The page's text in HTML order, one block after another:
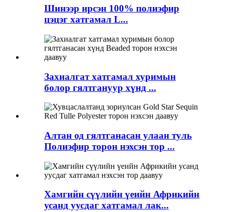
Шинээр ирсэн 100% полиэфир
цэцэг хатгамал L...
Захиалгат хатгамал хуримын
болор гялтгануур хүнд ...
Алтан од гялтганасан улаан туль
Полиэфир торон нэхсэн тор ...
Хамгийн сүүлийн үеийн Африкийн
усанд уусдаг хатгамал лак...